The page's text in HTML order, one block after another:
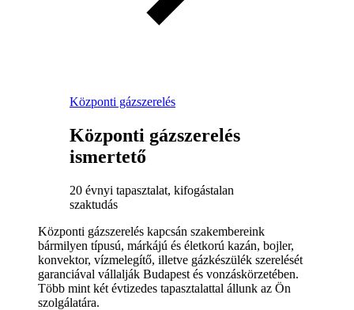
Központi gázszerelés
Központi gázszerelés
ismertető
20 évnyi tapasztalat, kifogástalan
szaktudás
Központi gázszerelés kapcsán szakembereink
bármilyen típusú, márkájú és életkorú kazán, bojler,
konvektor, vízmelegítő, illetve gázkészülék szerelését
garanciával vállalják Budapest és vonzáskörzetében.
Több mint két évtizedes tapasztalattal állunk az Ön
szolgálatára.